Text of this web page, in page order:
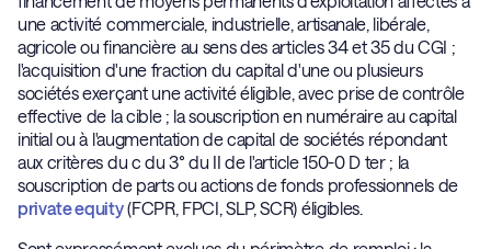
une activité commerciale, industrielle, artisanale, libérale,
agricole ou financière au sens des articles 34 et 35 du CGI ;
l'acquisition d'une fraction du capital d'une ou plusieurs
sociétés exerçant une activité éligible, avec prise de contrôle
effective de la cible ; la souscription en numéraire au capital
initial ou à l'augmentation de capital de sociétés répondant
aux critères du c du 3° du II de l'article 150-0 D ter ; la
souscription de parts ou actions de fonds professionnels de
private equity(FCPR, FPCI, SLP, SCR) éligibles.